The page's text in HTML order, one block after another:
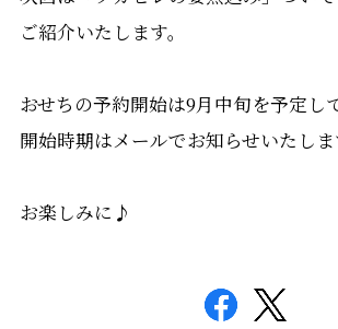
ご紹介いたします。
おせちの予約開始は9月中旬を予定し
開始時期はメールでお知らせいたしま
お楽しみに♪